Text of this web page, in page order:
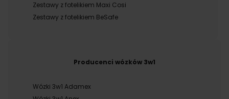
Zestawy z fotelikiem Maxi Cosi
Zestawy z fotelikiem BeSafe
Producenci wózków 3w1
Wózki 3w1 Adamex